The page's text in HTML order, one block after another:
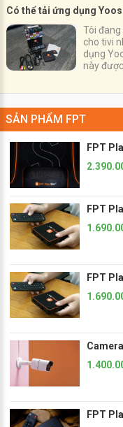
Có thể tải ứng dụng
Tôi đang
cho tivi
dụng
này
SẢN PHẨM FPT
FPT
FPT
FPT
FPT